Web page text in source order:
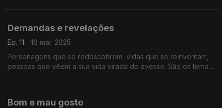
Demandas e revelações
Ep. 11
16 mar. 2025
Personagens que se redescobrem, vidas que se reinventam,
pessoas que vêem a sua vida virada do avesso. São os temas
Bom e mau gosto